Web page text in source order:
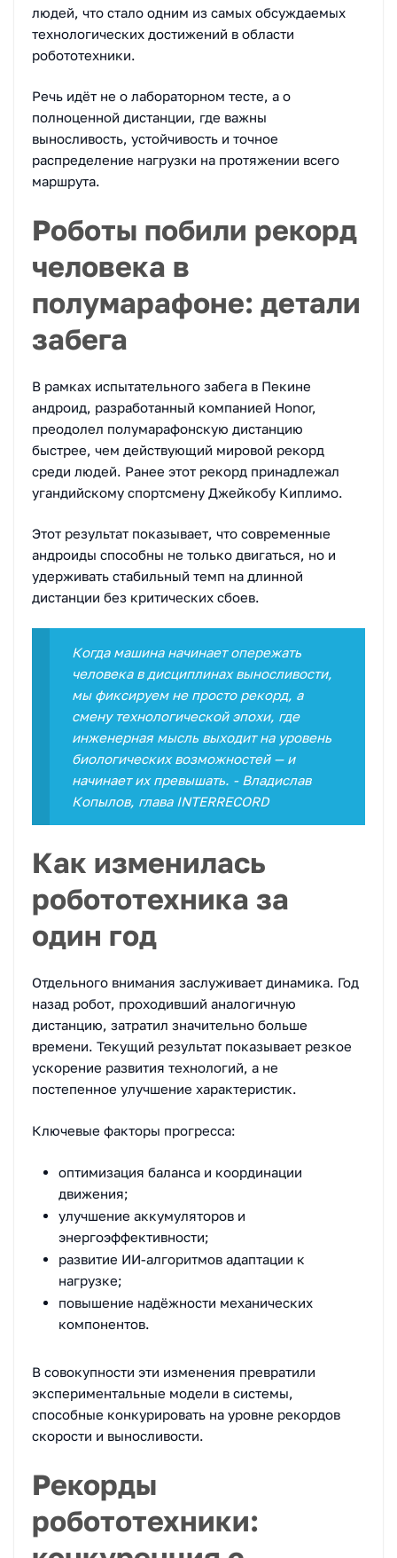
людей, что стало одним из самых обсуждаемых
технологических достижений в области
робототехники.
Речь идёт не о лабораторном тесте, а о
полноценной дистанции, где важны
выносливость, устойчивость и точное
распределение нагрузки на протяжении всего
маршрута.
Роботы побили рекорд
человека в
полумарафоне: детали
забега
В рамках испытательного забега в Пекине
андроид, разработанный компанией Honor,
преодолел полумарафонскую дистанцию
быстрее, чем действующий мировой рекорд
среди людей. Ранее этот рекорд принадлежал
угандийскому спортсмену Джейкобу Киплимо.
Этот результат показывает, что современные
андроиды способны не только двигаться, но и
удерживать стабильный темп на длинной
дистанции без критических сбоев.
Когда машина начинает опережать
человека в дисциплинах выносливости,
мы фиксируем не просто рекорд, а
смену технологической эпохи, где
инженерная мысль выходит на уровень
биологических возможностей — и
начинает их превышать. - Владислав
Копылов, глава INTERRECORD
Как изменилась
робототехника за
один год
Отдельного внимания заслуживает динамика. Год
назад робот, проходивший аналогичную
дистанцию, затратил значительно больше
времени. Текущий результат показывает резкое
ускорение развития технологий, а не
постепенное улучшение характеристик.
Ключевые факторы прогресса:
оптимизация баланса и координации
движения;
улучшение аккумуляторов и
энергоэффективности;
развитие ИИ-алгоритмов адаптации к
нагрузке;
повышение надёжности механических
компонентов.
В совокупности эти изменения превратили
экспериментальные модели в системы,
способные конкурировать на уровне рекордов
скорости и выносливости.
Рекорды
робототехники: